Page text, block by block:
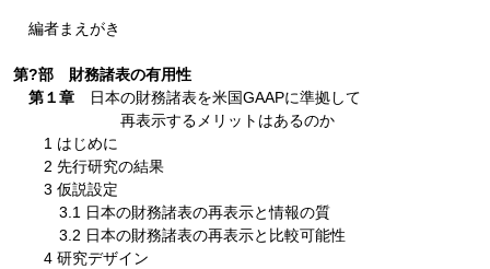
編者まえがき
第?部 財務諸表の有用性
第１章日本の財務諸表を米国GAAPに準拠して
再表示するメリットはあるのか
1 はじめに
2 先行研究の結果
3 仮説設定
3.1 日本の財務諸表の再表示と情報の質
3.2 日本の財務諸表の再表示と比較可能性
4 研究デザイン